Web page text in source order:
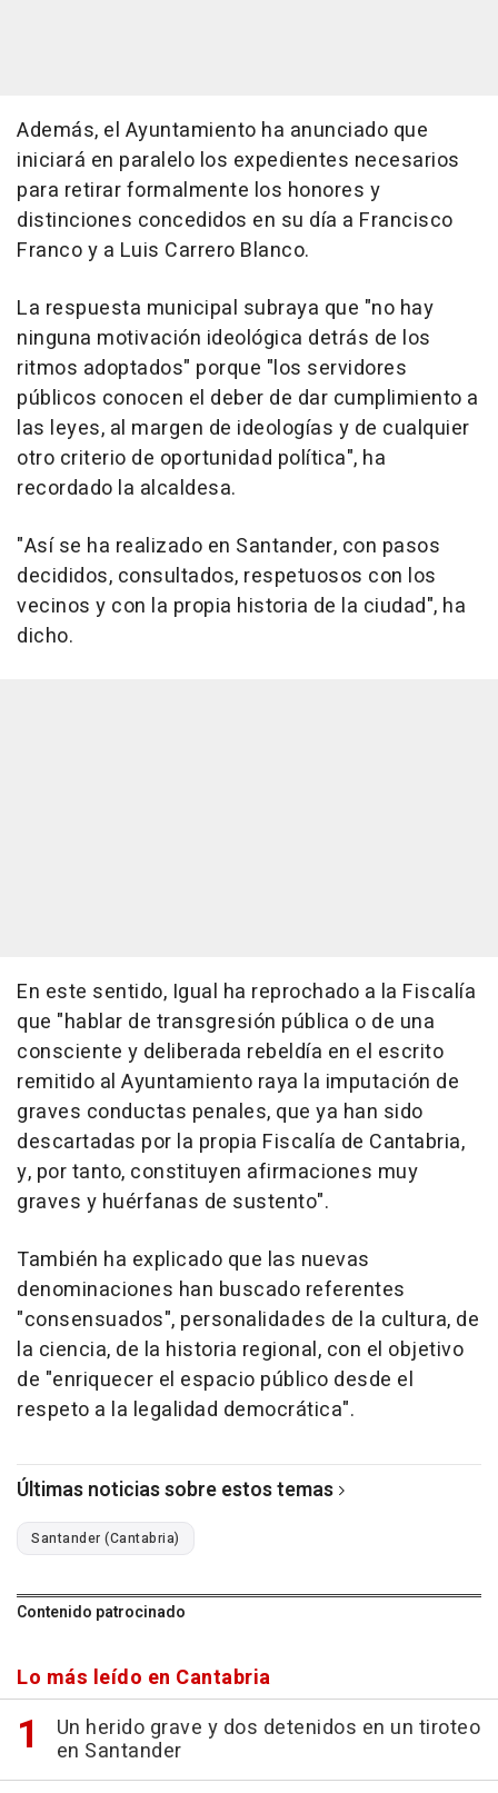
Además, el Ayuntamiento ha anunciado que
iniciará en paralelo los expedientes necesarios
para retirar formalmente los honores y
distinciones concedidos en su día a Francisco
Franco y a Luis Carrero Blanco.
La respuesta municipal subraya que "no hay
ninguna motivación ideológica detrás de los
ritmos adoptados" porque "los servidores
públicos conocen el deber de dar cumplimiento a
las leyes, al margen de ideologías y de cualquier
otro criterio de oportunidad política", ha
recordado la alcaldesa.
"Así se ha realizado en Santander, con pasos
decididos, consultados, respetuosos con los
vecinos y con la propia historia de la ciudad", ha
dicho.
En este sentido, Igual ha reprochado a la Fiscalía
que "hablar de transgresión pública o de una
consciente y deliberada rebeldía en el escrito
remitido al Ayuntamiento raya la imputación de
graves conductas penales, que ya han sido
descartadas por la propia Fiscalía de Cantabria,
y, por tanto, constituyen afirmaciones muy
graves y huérfanas de sustento".
También ha explicado que las nuevas
denominaciones han buscado referentes
"consensuados", personalidades de la cultura, de
la ciencia, de la historia regional, con el objetivo
de "enriquecer el espacio público desde el
respeto a la legalidad democrática".
Últimas noticias sobre estos temas
Santander (Cantabria)
Contenido patrocinado
Lo más leído en Cantabria
Un herido grave y dos detenidos en un tiroteo
en Santander